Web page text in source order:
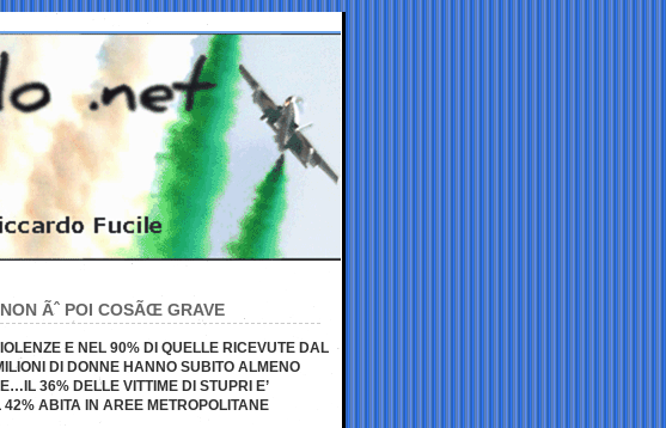
Ãˆ POI COSÃŒ GRAVE
E NEL 90% DI QUELLE RICEVUTE DAL
DI DONNE HANNO SUBITO ALMENO
36% DELLE VITTIME DI STUPRI E’
ABITA IN AREE METROPOLITANE